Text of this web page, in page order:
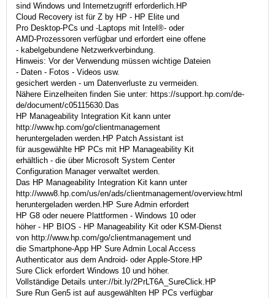
sind Windows und Internetzugriff erforderlich.HP
Cloud Recovery ist für Z by HP - HP Elite und
Pro Desktop-PCs und -Laptops mit Intel®- oder
AMD-Prozessoren verfügbar und erfordert eine offene
- kabelgebundene Netzwerkverbindung.
Hinweis: Vor der Verwendung müssen wichtige Dateien
- Daten - Fotos - Videos usw.
gesichert werden - um Datenverluste zu vermeiden.
Nähere Einzelheiten finden Sie unter: https://support.hp.com/de-
de/document/c05115630.Das
HP Manageability Integration Kit kann unter
http://www.hp.com/go/clientmanagement
heruntergeladen werden.HP Patch Assistant ist
für ausgewählte HP PCs mit HP Manageability Kit
erhältlich - die über Microsoft System Center
Configuration Manager verwaltet werden.
Das HP Manageability Integration Kit kann unter
http://www8.hp.com/us/en/ads/clientmanagement/overview.html
heruntergeladen werden.HP Sure Admin erfordert
HP G8 oder neuere Plattformen - Windows 10 oder
höher - HP BIOS - HP Manageability Kit oder KSM-Dienst
von http://www.hp.com/go/clientmanagement und
die Smartphone-App HP Sure Admin Local Access
Authenticator aus dem Android- oder Apple-Store.HP
Sure Click erfordert Windows 10 und höher.
Vollständige Details unter://bit.ly/2PrLT6A_SureClick.HP
Sure Run Gen5 ist auf ausgewählten HP PCs verfügbar